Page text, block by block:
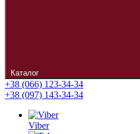
Каталог
+38 (066) 123-34-34
+38 (097) 143-34-34
Viber